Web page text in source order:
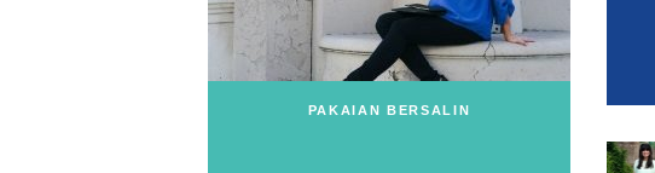
PAKAIAN BERSALIN